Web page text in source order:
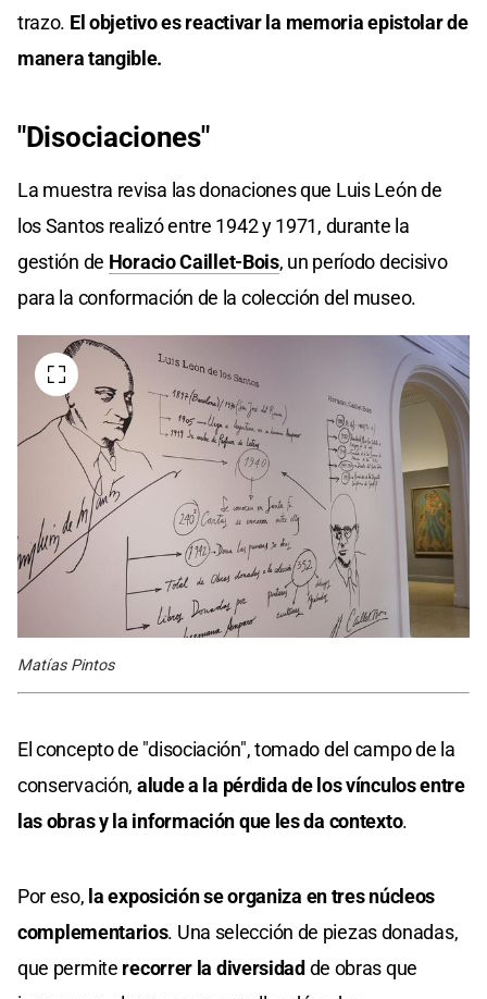
trazo. El objetivo es reactivar la memoria epistolar de
manera tangible.
"Disociaciones"
La muestra revisa las donaciones que Luis León de
los Santos realizó entre 1942 y 1971, durante la
gestión de Horacio Caillet-Bois, un período decisivo
para la conformación de la colección del museo.
Matías Pintos
El concepto de "disociación", tomado del campo de la
conservación, alude a la pérdida de los vínculos entre
las obras y la información que les da contexto.
Por eso, la exposición se organiza en tres núcleos
complementarios. Una selección de piezas donadas,
que permite recorrer la diversidadde obras que